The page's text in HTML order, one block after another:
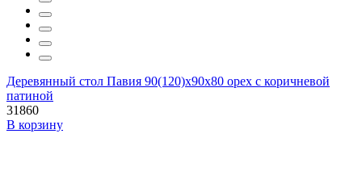
Деревянный стол Павия 90(120)х90х80 орех с коричневой
патиной
31860
В корзину